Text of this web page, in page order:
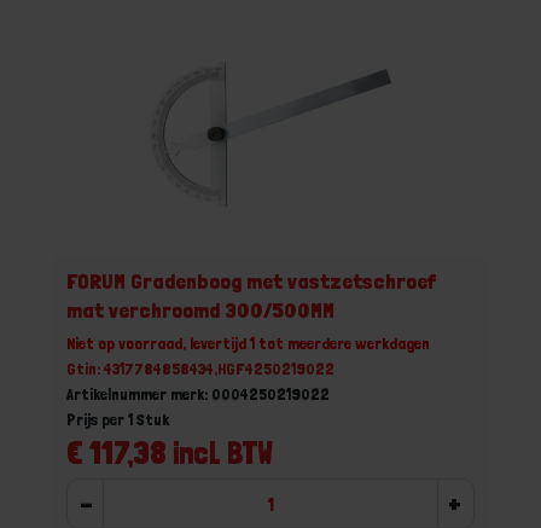
FORUM Gradenboog met vastzetschroef
mat verchroomd 300/500MM
Niet op voorraad, levertijd 1 tot meerdere werkdagen
Gtin: 4317784858434,HGF4250219022
Artikelnummer merk: 0004250219022
€ 117,38 incl. BTW
Prijs per 1 Stuk
- +